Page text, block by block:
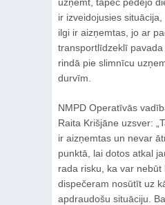
ir izveidojusies
ilgi ir aizņemtas, jo ar
transportlīdzeklī
rindā pie slimnīcu
durvīm.
NMPD Operatīvās
Raita Krišjāne uzsver:
ir aizņemtas un nevar
punktā, lai dotos atkal
rada risku, ka var
dispečeram nosūtīt uz
apdraudošu situāciju.